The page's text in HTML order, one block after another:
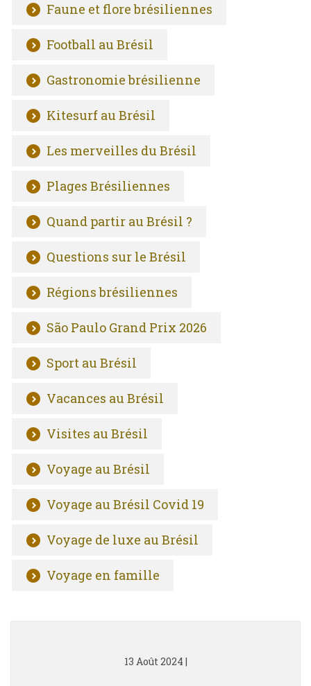
Faune et flore brésiliennes
Football au Brésil
Gastronomie brésilienne
Kitesurf au Brésil
Les merveilles du Brésil
Plages Brésiliennes
Quand partir au Brésil ?
Questions sur le Brésil
Régions brésiliennes
São Paulo Grand Prix 2026
Sport au Brésil
Vacances au Brésil
Visites au Brésil
Voyage au Brésil
Voyage au Brésil Covid 19
Voyage de luxe au Brésil
Voyage en famille
13 Août 2024 |